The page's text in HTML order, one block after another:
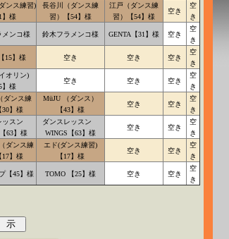
ンス練習)
】様
長谷川（ダンス練
習）【54】様
江戸（ダンス練
習）【54】様
空き
空
き
メンコ様 鈴木フラメンコ様 GENTA【31】様 空き
空
き
15】様 空き 空き 空き
空
き
オリン)
】様
空き 空き 空き
空
き
ダンス練
30】様
MüJU （ダンス）
【43】様
空き 空き
空
き
ッスン
63】様
ダンスレッスン
WINGS【63】様
空き 空き
空
き
ダンス練
17】様
エド(ダンス練習)
【17】様
空き 空き
空
き
【45】様 TOMO 【25】様 空き 空き
空
き